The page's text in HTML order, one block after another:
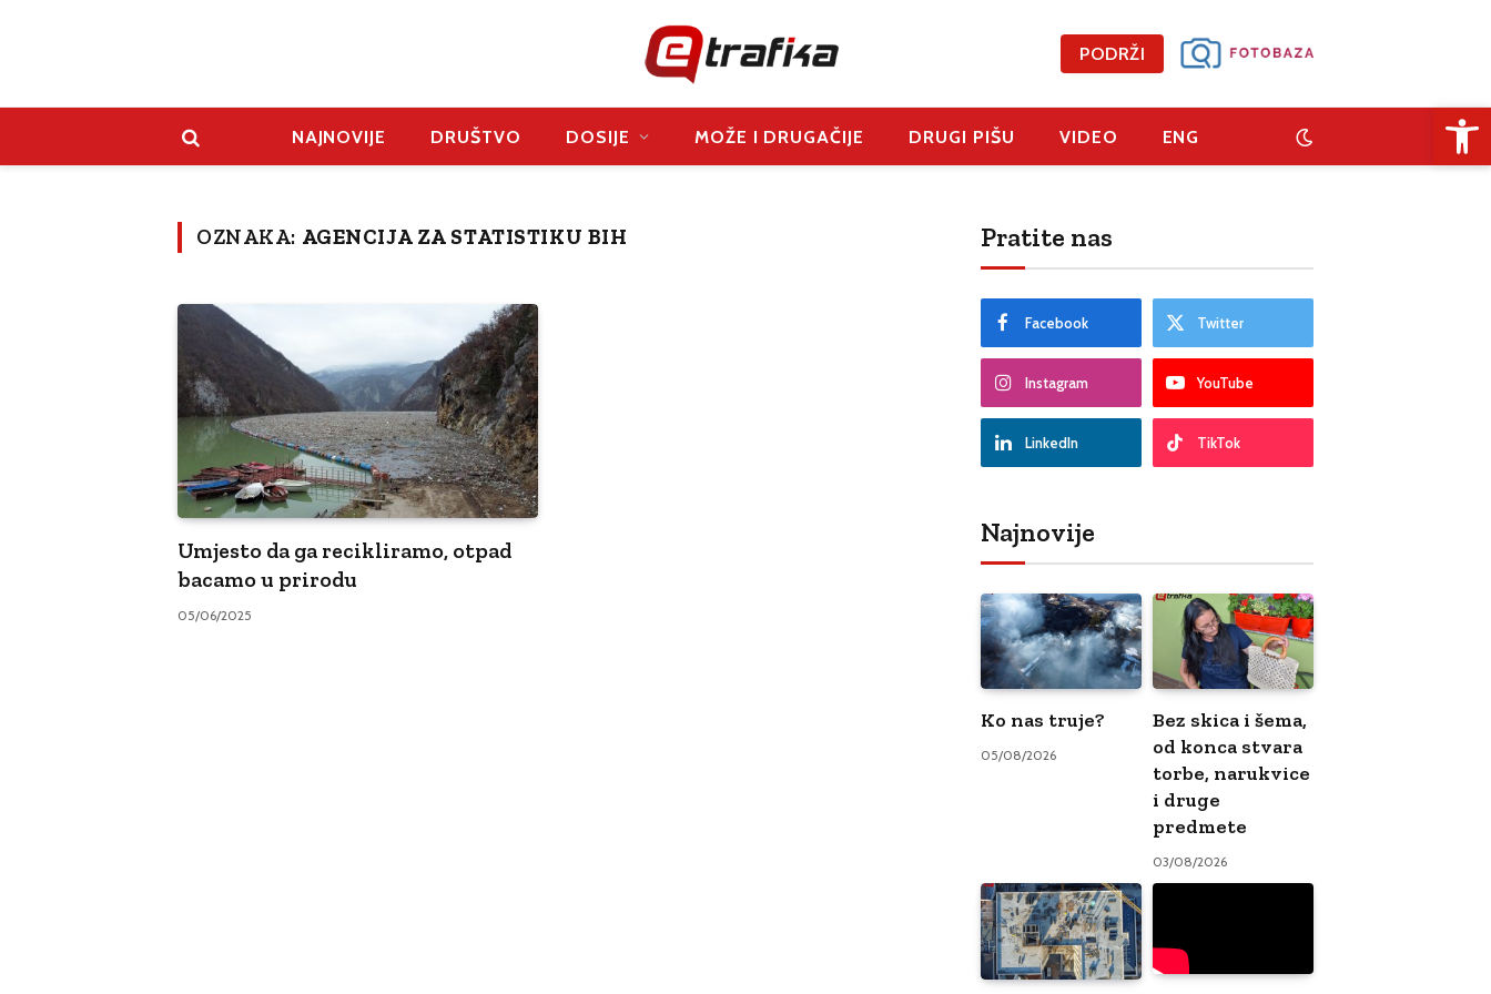
PODRŽI
NAJNOVIJE DRUŠTVO DOSIJE MOŽE I DRUGAČIJE DRUGI PIŠU VIDEO ENG
OZNAKA: AGENCIJA ZA STATISTIKU BIH
Umjesto da ga recikliramo, otpad
bacamo u prirodu
05/06/2025
Pratite nas
Facebook Twitter
Instagram YouTube
LinkedIn TikTok
Najnovije
Ko nas truje?
05/08/2026
Bez skica i šema,
od konca stvara
torbe, narukvice
i druge
predmete
03/08/2026